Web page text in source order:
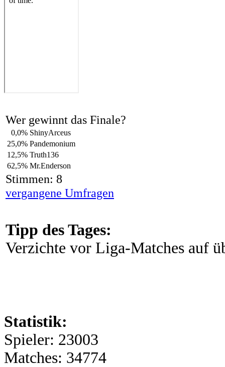
Wer gewinnt das Finale?
0,0% ShinyArceus
25,0% Pandemonium
12,5% Truth136
62,5% Mr.Enderson
Stimmen: 8
vergangene Umfragen
Tipp des Tages:
Verzichte vor Liga-Matches auf
Statistik:
Spieler: 23003
Matches: 34774